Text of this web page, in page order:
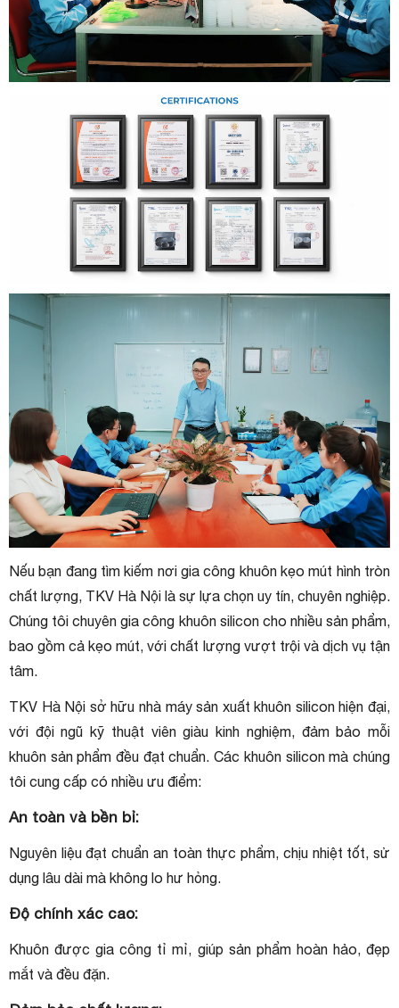
Nếu bạn đang tìm kiếm nơi gia công khuôn kẹo mút hình tròn
chất lượng, TKV Hà Nội là sự lựa chọn uy tín, chuyên nghiệp.
Chúng tôi chuyên gia công khuôn silicon cho nhiều sản phẩm,
bao gồm cả kẹo mút, với chất lượng vượt trội và dịch vụ tận
tâm.
TKV Hà Nội sở hữu nhà máy sản xuất khuôn silicon hiện đại,
với đội ngũ kỹ thuật viên giàu kinh nghiệm, đảm bảo mỗi
khuôn sản phẩm đều đạt chuẩn. Các khuôn silicon mà chúng
tôi cung cấp có nhiều ưu điểm:
An toàn và bền bỉ:
Nguyên liệu đạt chuẩn an toàn thực phẩm, chịu nhiệt tốt, sử
dụng lâu dài mà không lo hư hỏng.
Độ chính xác cao:
Khuôn được gia công tỉ mỉ, giúp sản phẩm hoàn hảo, đẹp
mắt và đều đặn.